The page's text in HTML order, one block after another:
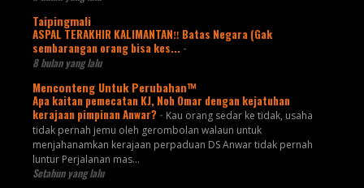
Taipingmali
ASPAL TERAKHIR KALIMANTAN‼️ Batas Negara (Gak
sembarangan orang bisa kes... -
8 bulan yang lalu
Menconteng Untuk Perubahan™
Apa kaitan pemecatan KJ, Noh Omar dengan kejatuhan
kerajaan pimpinan Anwar? - Kau orang sedar ke tidak, usaha
tidak pernah jemu oleh gerombolan walaun untuk
menjahanamkan kerajaan perpaduan DS Anwar tidak pernah
luntur Perjalanan mas...
Setahun yang lalu